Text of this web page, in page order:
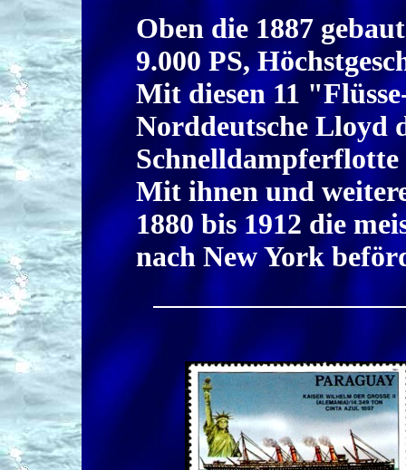
Oben die 1887
9.000 PS,
Mit diesen 11
Norddeutsche Lloyd
Schnelldampferflotte
Mit ihnen und
1880 bis 1912 die
nach New York